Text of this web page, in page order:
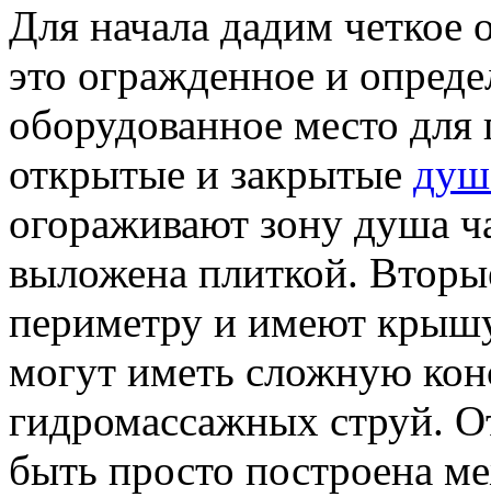
Для начала дадим четкое
это огражденное и
оборудованное место
открытые и закрытые
огораживают зону душа
выложена плиткой.
периметру и имеют
могут иметь сложную
гидромассажных струй.
быть просто построена